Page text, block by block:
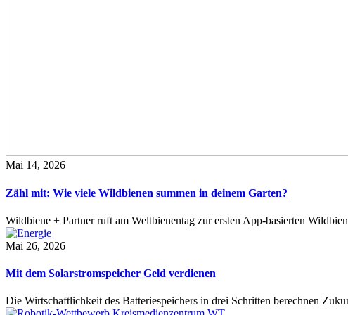
Mai 14, 2026
Zähl mit: Wie viele Wildbienen summen in deinem Garten?
Wildbiene + Partner ruft am Weltbienentag zur ersten App-basierten
Mai 26, 2026
Mit dem Solarstromspeicher Geld verdienen
Die Wirtschaftlichkeit des Batteriespeichers in drei Schritten berechnen